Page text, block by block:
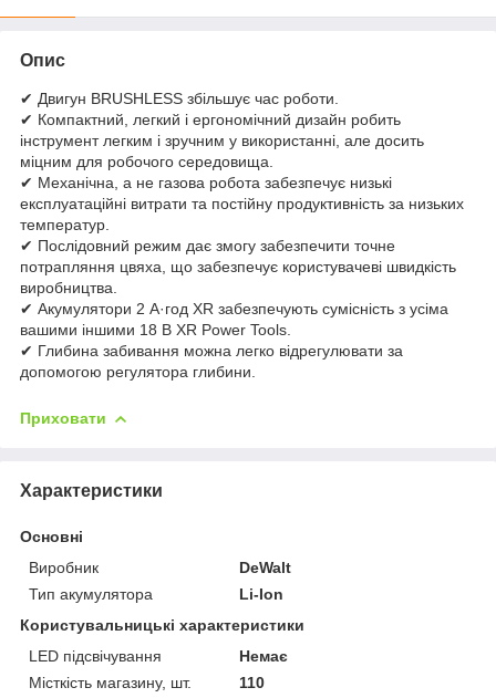
Опис
✔ Двигун BRUSHLESS збільшує час роботи.
✔ Компактний, легкий і ергономічний дизайн робить
інструмент легким і зручним у використанні, але досить
міцним для робочого середовища.
✔ Механічна, а не газова робота забезпечує низькі
експлуатаційні витрати та постійну продуктивність за низьких
температур.
✔ Послідовний режим дає змогу забезпечити точне
потрапляння цвяха, що забезпечує користувачеві швидкість
виробництва.
✔ Акумулятори 2 А·год XR забезпечують сумісність з усіма
вашими іншими 18 В XR Power Tools.
✔ Глибина забивання можна легко відрегулювати за
допомогою регулятора глибини.
Приховати
Характеристики
Основні
Виробник
DeWalt
Тип акумулятора
Li-Ion
Користувальницькі характеристики
LED підсвічування
Немає
Місткість магазину, шт.
110